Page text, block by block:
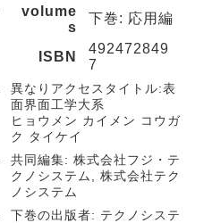
volume
s
下巻: 応用編
ISBN
492472849
7
異なりアクセスタイトル:表
面界面工学大系
ヒョウメン カイメン コウガ
ク タイケイ
共同編集: 株式会社フジ・テ
クノシステム, 株式会社テク
ノシステム
下巻の出版者: テクノシステ